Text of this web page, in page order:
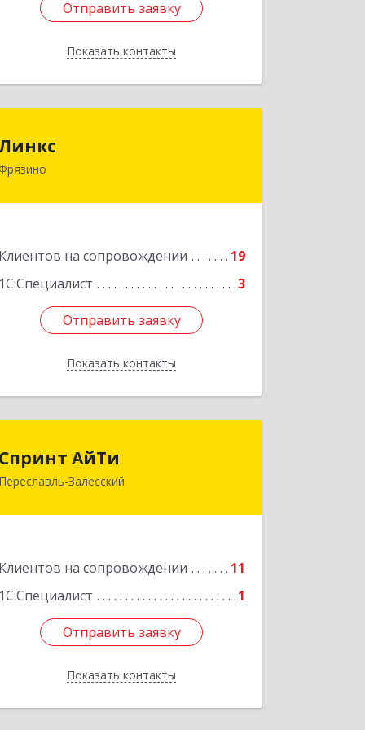
Отправить заявку
Показать контакты
Отправить заявку
Назад
Клиентов на сопровождении
19
1С:Специалист
3
Отправить заявку
Показать контакты
141190, Московская обл, Фрязино г,
Отправить заявку
Назад
Спринт АйТи
Переславль-Залесский
Клиентов на сопровождении
11
1С:Специалист
1
Отправить заявку
Показать контакты
152025, Ярославская обл, Переславль-
Подробнее
Отправить заявку
Назад